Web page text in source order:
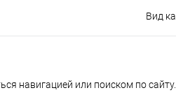
Вид
навигацией или поиском по сайту.